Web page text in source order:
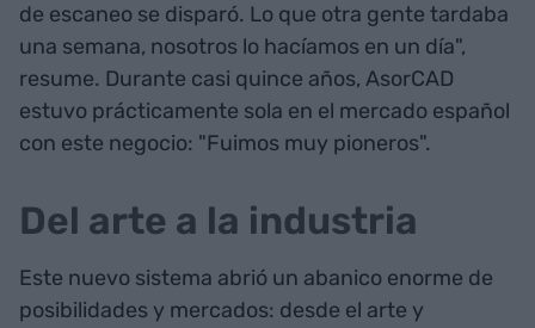
de escaneo se disparó. Lo que otra gente tardaba
una semana, nosotros lo hacíamos en un día",
resume. Durante casi quince años, AsorCAD
estuvo prácticamente sola en el mercado español
con este negocio: "Fuimos muy pioneros".
Del arte a la industria
Este nuevo sistema abrió un abanico enorme de
posibilidades y mercados: desde el arte y